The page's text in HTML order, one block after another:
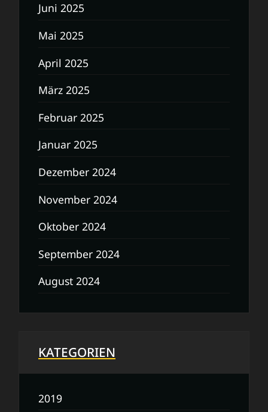
Juni 2025
Mai 2025
April 2025
März 2025
Februar 2025
Januar 2025
Dezember 2024
November 2024
Oktober 2024
September 2024
August 2024
KATEGORIEN
2019